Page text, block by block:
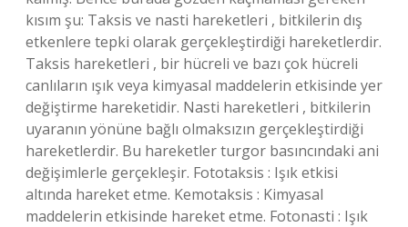
kısım şu: Taksis ve nasti hareketleri , bitkilerin dış
etkenlere tepki olarak gerçekleştirdiği hareketlerdir.
Taksis hareketleri , bir hücreli ve bazı çok hücreli
canlıların ışık veya kimyasal maddelerin etkisinde yer
değiştirme hareketidir. Nasti hareketleri , bitkilerin
uyaranın yönüne bağlı olmaksızın gerçekleştirdiği
hareketlerdir. Bu hareketler turgor basıncındaki ani
değişimlerle gerçekleşir. Fototaksis : Işık etkisi
altında hareket etme. Kemotaksis : Kimyasal
maddelerin etkisinde hareket etme. Fotonasti : Işık